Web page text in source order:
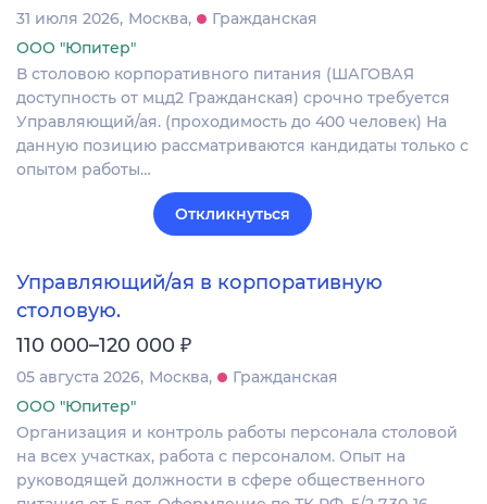
31 июля 2026 Москва
Гражданская
ООО "Юпитер"
В столовою корпоративного питания (ШАГОВАЯ
доступность от мцд2 Гражданская) срочно требуется
Управляющий/ая. (проходимость до 400 человек) На
данную позицию рассматриваются кандидаты только с
опытом работы…
Откликнуться
Управляющий/ая в корпоративную
столовую.
110 000–120 000 ₽
05 августа 2026 Москва
Гражданская
ООО "Юпитер"
Организация и контроль работы персонала столовой
на всех участках, работа с персоналом. Опыт на
руководящей должности в сфере общественного